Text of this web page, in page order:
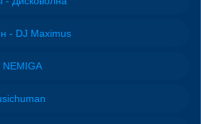
- DJ Maximus